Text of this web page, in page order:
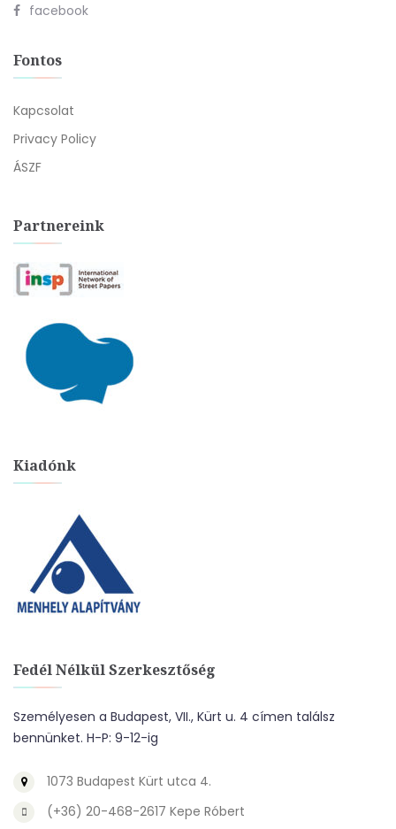
facebook
Fontos
Kapcsolat
Privacy Policy
ÁSZF
Partnereink
Kiadónk
Fedél Nélkül Szerkesztőség
Személyesen a Budapest, VII., Kürt u. 4 címen találsz
bennünket. H-P: 9-12-ig
1073 Budapest Kürt utca 4.
(+36) 20-468-2617 Kepe Róbert